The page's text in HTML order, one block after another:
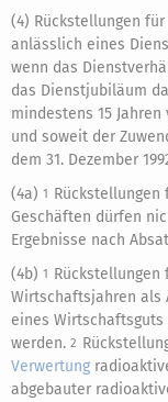
(4) Rückstellungen
anlässlich eines
wenn das
das Dienstjubiläum
mindestens 15
und soweit der
dem 31. Dezember
(4a) 1
Rückstellungen
Geschäften dürfen
Ergebnisse nach
(4b) 1
Rückstellungen
Wirtschaftsjahren als
eines
werden. 2
Verwertung
abgebauter